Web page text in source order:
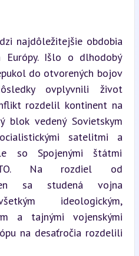
najdôležitejšie obdobia
Európy. Išlo o dlhodobý
do otvorených bojov
ovplyvnili život
rozdelil kontinent na
blok vedený Sovietskym
satelitmi a
so Spojenými štátmi
Na rozdiel od
sa studená vojna
ideologickým,
a tajnými vojenskými
na desaťročia rozdelili